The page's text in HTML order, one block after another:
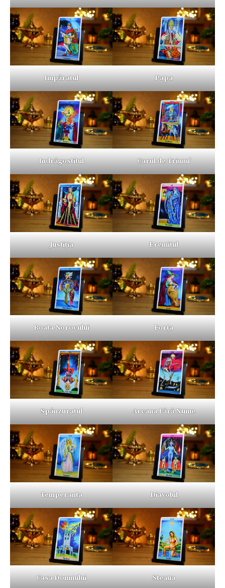
Impăratul Papa
Indrăgostitul Carul de Triumf
Justiția Eremitul
Roata Norocului Forța
Spânzuratul Arcana Fără Nume
Temperanta Diavolul
Casa Domnului Steaua